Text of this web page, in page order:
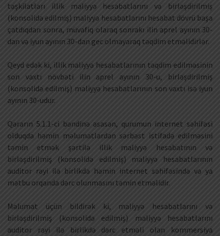
təşkilatları illik maliyyə hesabatlarını və birləşdirilmiş
(konsolidə edilmiş) maliyyə hesabatlarını hesabat dövrü başa
çatdıqdan sonra, müvafiq olaraq sonrakı ilin aprel ayının 30-
dan və iyun ayının 30-dan gec olmayaraq təqdim etməlidirlər.
Qeyd edək ki, illik maliyyə hesabatlarının təqdim edilməsinin
son vaxtı növbəti ilin aprel ayının 30-u, birləşdirilmiş
(konsolidə edilmiş) maliyyə hesabatlarının son vaxtı isə iyun
ayının 30-udur.
Qərarın 5.1.1-ci bəndinə əsasən, qurumun internet səhifəsi
olduqda həmin məlumatlardan sərbəst istifadə edilməsini
təmin etmək şərtilə illik maliyyə hesabatının və
birləşdirilmiş (konsolidə edilmiş) maliyyə hesabatlarının
auditor rəyi ilə birlikdə həmin internet səhifəsində və ya
mətbu orqanda dərc olunmasını təmin etməlidir.
Məlumat üçün bildirək ki, maliyyə hesabatlarını və
birləşdirilmiş (konsolidə edilmiş) maliyyə hesabatlarını
auditor rəyi ilə birlikdə dərc etməli olan kommersiya